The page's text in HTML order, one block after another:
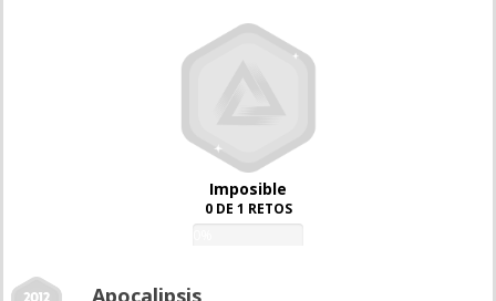
Imposible
0 DE 1 RETOS
Apocalipsis